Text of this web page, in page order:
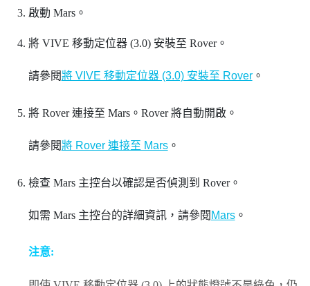
啟動 Mars。
將 VIVE 移動定位器 (3.0)安裝至 Rover。
請參閱將 VIVE 移動定位器 (3.0) 安裝至 Rover。
將 Rover連接至 Mars。 Rover將自動開啟。
請參閱將 Rover 連接至 Mars。
檢查 Mars主控台以確認是否偵測到 Rover。
如需 Mars主控台的詳細資訊，請參閱 Mars。
注意: